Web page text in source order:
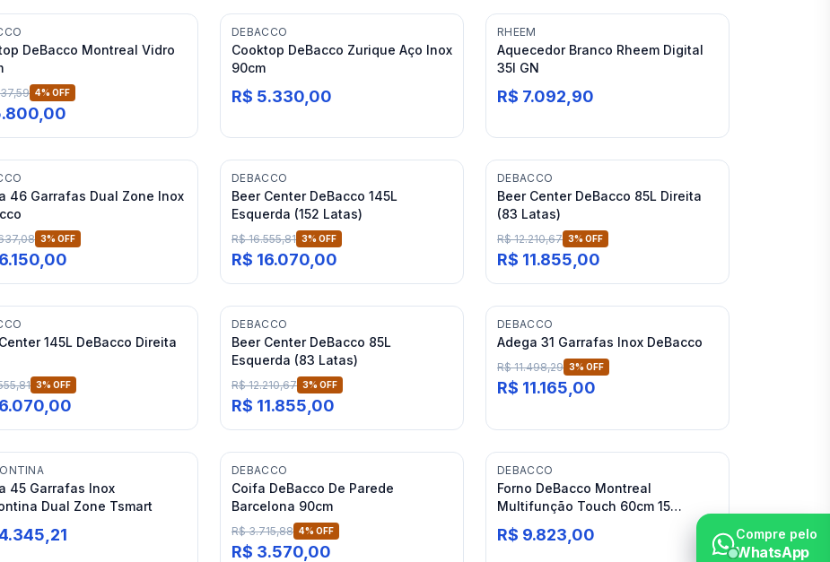
DeBacco Montreal Vidro
4% OFF
DEBACCO
Cooktop DeBacco Zurique Aço Inox
90cm
R$ 5.330,00
RHEEM
Aquecedor Branco Rheem Digital
35l GN
R$ 7.092,90
46 Garrafas Dual Zone Inox
3% OFF
DEBACCO
Beer Center DeBacco 145L
Esquerda (152 Latas)
R$ 16.555,81 3% OFF
R$ 16.070,00
DEBACCO
Beer Center DeBacco 85L Direita
(83 Latas)
R$ 12.210,67 3% OFF
R$ 11.855,00
145L DeBacco Direita
3% OFF
DEBACCO
Beer Center DeBacco 85L
Esquerda (83 Latas)
R$ 12.210,67 3% OFF
R$ 11.855,00
DEBACCO
Adega 31 Garrafas Inox DeBacco
R$ 11.498,29 3% OFF
R$ 11.165,00
45 Garrafas Inox
Dual Zone Tsmart
DEBACCO
Coifa DeBacco De Parede
Barcelona 90cm
R$ 3.715,88 4% OFF
R$ 3.570,00
DEBACCO
Forno DeBacco Montreal
Multifunção Touch 60cm 15
Funções
R$ 9.823,00 Compre pelo
WhatsApp